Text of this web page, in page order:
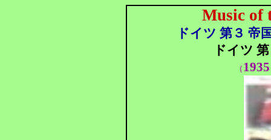
Music of
ドイツ 第３ 帝
ドイツ
（